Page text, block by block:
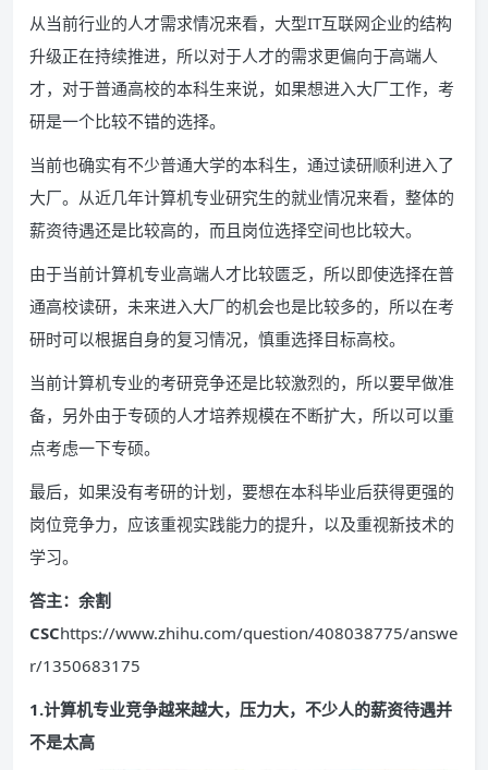
从当前行业的人才需求情况来看，大型IT互联网企业的结构
升级正在持续推进，所以对于人才的需求更偏向于高端人
才，对于普通高校的本科生来说，如果想进入大厂工作，考
研是一个比较不错的选择。
当前也确实有不少普通大学的本科生，通过读研顺利进入了
大厂。从近几年计算机专业研究生的就业情况来看，整体的
薪资待遇还是比较高的，而且岗位选择空间也比较大。
由于当前计算机专业高端人才比较匮乏，所以即使选择在普
通高校读研，未来进入大厂的机会也是比较多的，所以在考
研时可以根据自身的复习情况，慎重选择目标高校。
当前计算机专业的考研竞争还是比较激烈的，所以要早做准
备，另外由于专硕的人才培养规模在不断扩大，所以可以重
点考虑一下专硕。
最后，如果没有考研的计划，要想在本科毕业后获得更强的
岗位竞争力，应该重视实践能力的提升，以及重视新技术的
学习。
答主：余割
CSChttps://www.zhihu.com/question/408038775/answe
r/1350683175
1.计算机专业竞争越来越大，压力大，不少人的薪资待遇并
不是太高